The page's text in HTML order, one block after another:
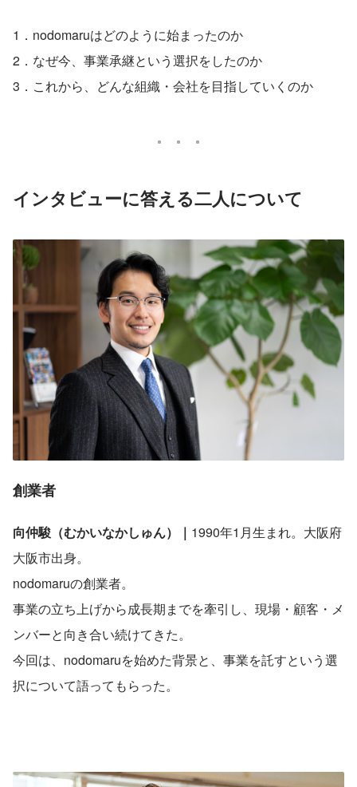
1．nodomaruはどのように始まったのか
2．なぜ今、事業承継という選択をしたのか
3．これから、どんな組織・会社を目指していくのか
インタビューに答える二人について
創業者
向仲駿（むかいなかしゅん）｜ 1990年1月生まれ。大阪府
大阪市出身。
nodomaruの創業者。
事業の立ち上げから成長期までを牽引し、現場・顧客・メ
ンバーと向き合い続けてきた。
今回は、nodomaruを始めた背景と、事業を託すという選
択について語ってもらった。